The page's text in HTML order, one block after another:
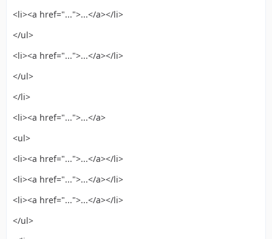
<li><a href="...">...</a></li>
</ul>
<li><a href="...">...</a></li>
</ul>
</li>
<li><a href="...">...</a>
<ul>
<li><a href="...">...</a></li>
<li><a href="...">...</a></li>
<li><a href="...">...</a></li>
</ul>